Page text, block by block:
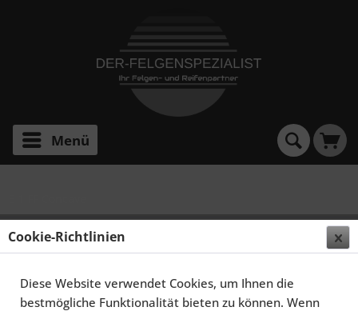
Menü
ELEGANCE WHEELS E 1 FF CONCAVE 9,0X21 5X114,3
ET40 MATT GUNMETAL
Cookie-Richtlinien
Diese Website verwendet Cookies, um Ihnen die
bestmögliche Funktionalität bieten zu können. Wenn